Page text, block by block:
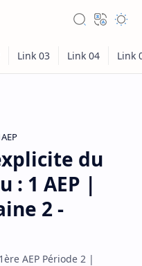
du
: 1 AEP |
2 -
AEP Période 2 |